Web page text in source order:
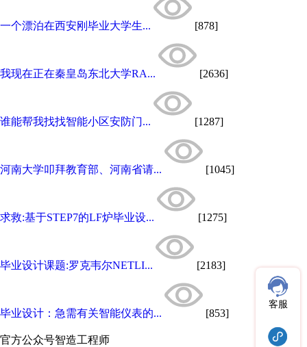
一个漂泊在西安刚毕业大学生... [878]
我现在正在秦皇岛东北大学RA... [2636]
谁能帮我找找智能小区安防门... [1287]
河南大学叩拜教育部、河南省请... [1045]
求救:基于STEP7的LF炉毕业设... [1275]
毕业设计课题:罗克韦尔NETLI... [2183]
毕业设计：急需有关智能仪表的... [853]
官方公众号智造工程师
客服